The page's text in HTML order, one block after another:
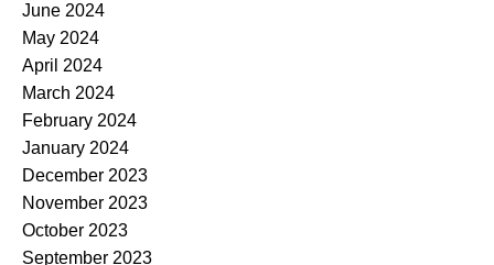
June 2024
May 2024
April 2024
March 2024
February 2024
January 2024
December 2023
November 2023
October 2023
September 2023